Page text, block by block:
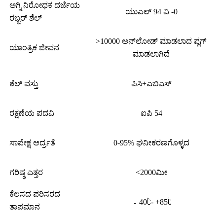
ಅಗ್ನಿ ನಿರೋಧಕ ದರ್ಜೆಯ
ರಬ್ಬರ್ ಶೆಲ್
ಯುಎಲ್ 94 ವಿ -0
ಯಾಂತ್ರಿಕ ಜೀವನ
>10000 ಅನ್‌ಲೋಡ್ ಮಾಡಲಾದ ಪ್ಲಗ್
ಮಾಡಲಾಗಿದೆ
ಶೆಲ್ ವಸ್ತು ಪಿಸಿ+ಎಬಿಎಸ್
ರಕ್ಷಣೆಯ ಪದವಿ ಐಪಿ 54
ಸಾಪೇಕ್ಷ ಆರ್ದ್ರತೆ 0-95% ಘನೀಕರಣಗೊಳ್ಳದ
ಗರಿಷ್ಠ ಎತ್ತರ <2000ಮೀ
ಕೆಲಸದ ಪರಿಸರದ
ತಾಪಮಾನ
﹣40℃- +85℃